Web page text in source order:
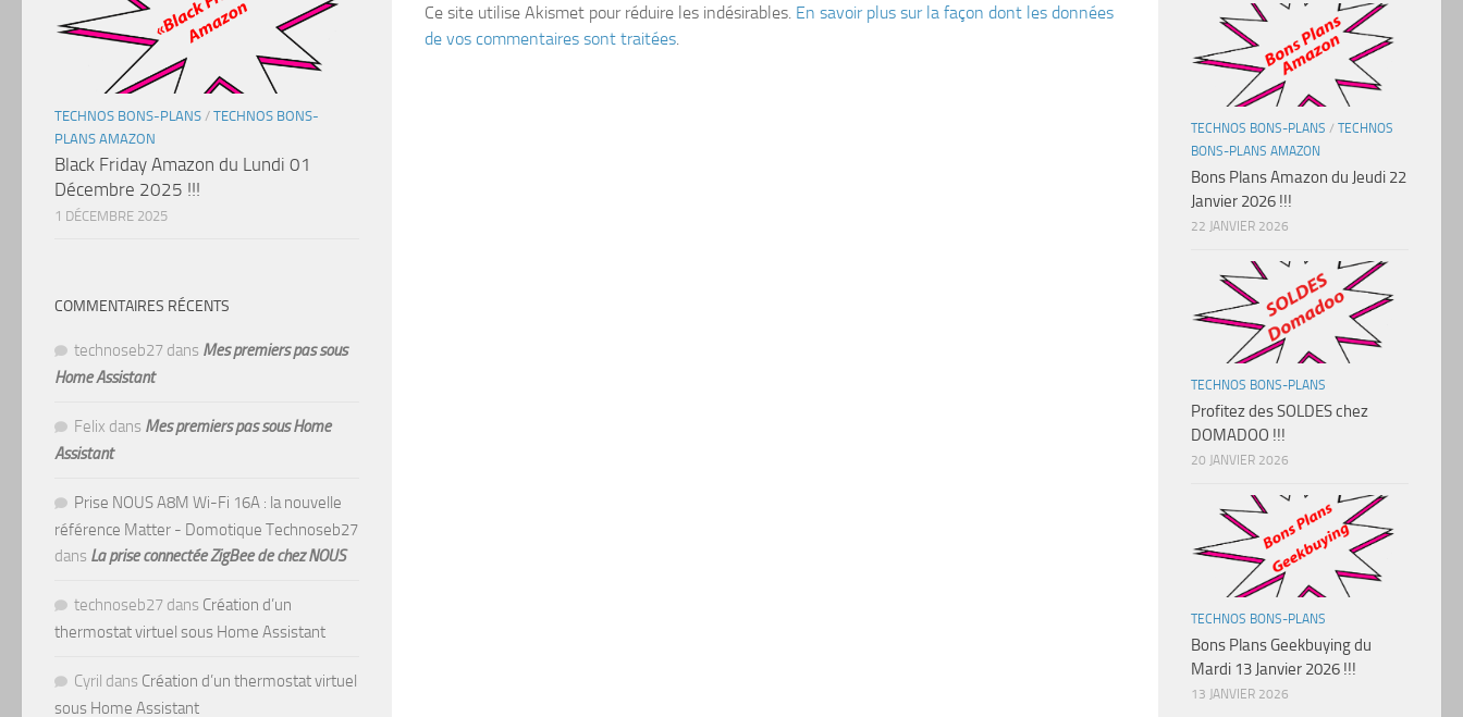
Ce site utilise Akismet pour réduire les indésirables. En savoir plus sur la façon dont les données
de vos commentaires sont traitées
TECHNOS BONS-PLANS / TECHNOS BONS-
PLANS AMAZON
Black Friday Amazon du Lundi 01
Décembre 2025 !!!
1 DÉCEMBRE 2025
COMMENTAIRES RÉCENTS
technoseb27 dans Mes premiers pas sous
Home Assistant
Felix dans Mes premiers pas sous Home
Assistant
Prise NOUS A8M Wi-Fi 16A : la nouvelle
référence Matter - Domotique Technoseb27
dans La prise connectée ZigBee de chez NOUS
technoseb27 dans Création d’un
thermostat virtuel sous Home Assistant
Cyril dans Création d’un thermostat virtuel
sous Home Assistant
TECHNOS BONS-PLANS / TECHNOS
BONS-PLANS AMAZON
Bons Plans Amazon du Jeudi 22
Janvier 2026 !!!
22 JANVIER 2026
TECHNOS BONS-PLANS
Profitez des SOLDES chez
DOMADOO !!!
20 JANVIER 2026
TECHNOS BONS-PLANS
Bons Plans Geekbuying du
Mardi 13 Janvier 2026 !!!
13 JANVIER 2026